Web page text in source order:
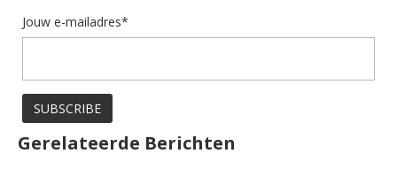
Jouw e-mailadres*
Gerelateerde Berichten